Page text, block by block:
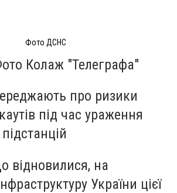
Фото ДСНС
Колаж "Телеграфа"
про ризики
під час ураження
відновилися, на
України цієї